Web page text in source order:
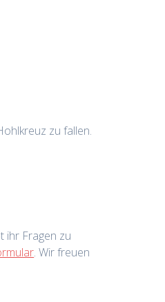
zu fallen.
ihr Fragen zu
. Wir freuen